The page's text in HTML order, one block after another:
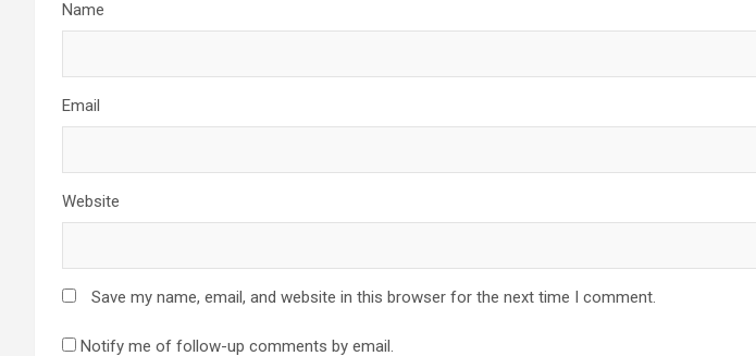
Name
Email
Website
Save my name, email, and website in this browser for the next time I comment.
Notify me of follow-up comments by email.